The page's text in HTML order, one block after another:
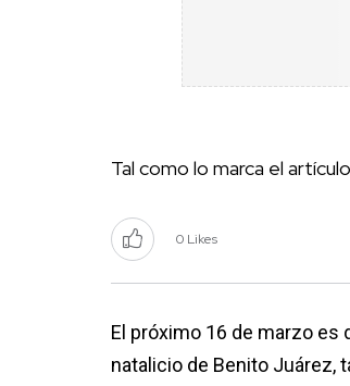
Tal como lo marca el
0 Likes
El próximo 16 de marzo es
natalicio de Benito Juárez,